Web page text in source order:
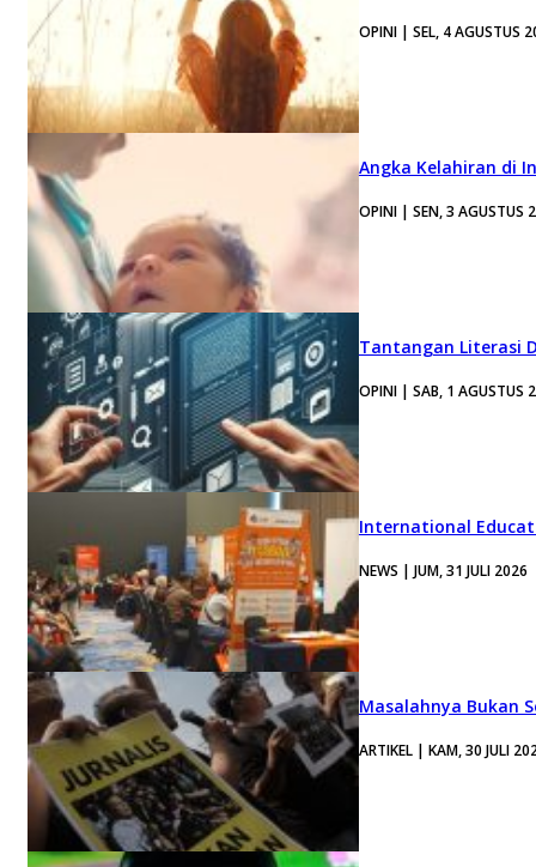
OPINI | SEL, 4 AGUSTUS
Angka Kelahiran di
OPINI | SEN, 3 AGUSTUS
Tantangan Literasi
OPINI | SAB, 1 AGUSTUS
International
NEWS | JUM, 31 JULI 2026
Masalahnya Bukan
ARTIKEL | KAM, 30 JULI